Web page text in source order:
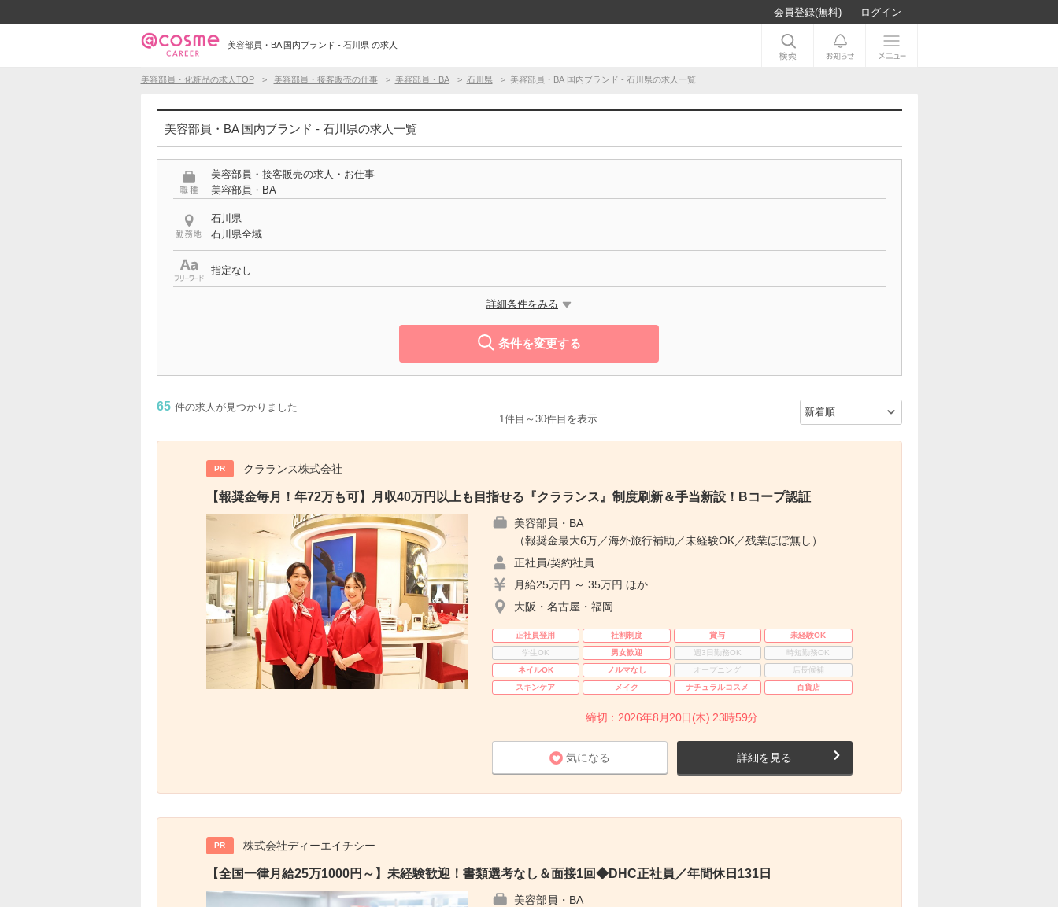
会員登録(無料) ログイン
美容部員・BA 国内ブランド - 石川県 の求人
美容部員・化粧品の求人TOP 美容部員・接客販売の仕事 美容部員・BA 石川県 美容部員・BA 国内ブランド - 石川県の求人一覧
美容部員・BA 国内ブランド - 石川県の求人一覧
美容部員・接客販売の求人・お仕事
美容部員・BA
石川県
石川県全域
指定なし
詳細条件をみる
条件を変更する
65 件の求人が見つかりました
1件目～30件目を表示
PR クラランス株式会社
【報奨金毎月！年72万も可】月収40万円以上も目指せる『クラランス』制度刷新＆手当新設！Bコープ認証
美容部員・BA
（報奨金最大6万／海外旅行補助／未経験OK／残業ほぼ無し）
正社員/契約社員
月給25万円 ～ 35万円 ほか
大阪・名古屋・福岡
正社員登用 社割制度 賞与
未経験OK
学生OK
男女歓迎 週3日勤務OK
時短勤務OK
ネイルOK
ノルマなし オープニング
店長候補
スキンケア
メイク ナチュラルコスメ 百貨店
締切：2026年8月20日(木) 23時59分
気になる 詳細を見る
PR 株式会社ディーエイチシー
【全国一律月給25万1000円～】未経験歓迎！書類選考なし＆面接1回◆DHC正社員／年間休日131日
美容部員・BA